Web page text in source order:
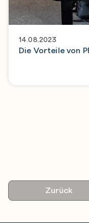
14.08.2023
Die Vorteile von
Zurück